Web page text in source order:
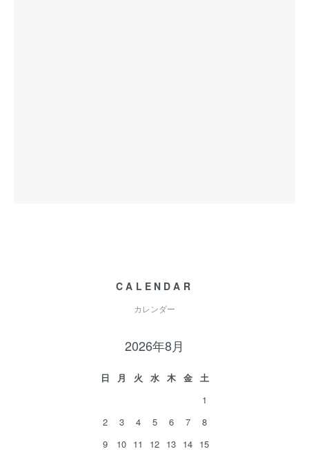
CALENDAR
カレンダー
2026年8月
日 月 火 水 木 金
土
1
2
3 4 5 6 7
8
9
10 11 12 13 14 15